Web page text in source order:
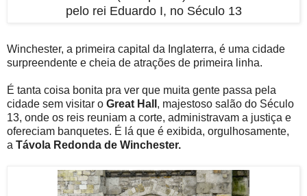
pelo rei Eduardo I, no Século 13
Winchester, a primeira capital da Inglaterra, é uma cidade
surpreendente e cheia de atrações de primeira linha.
É tanta coisa bonita pra ver que muita gente passa pela
cidade sem visitar o Great Hall , majestoso salão do Século
13, onde os reis reuniam a corte, administravam a justiça e
ofereciam banquetes. É lá que é exibida, orgulhosamente,
a Távola Redonda de Winchester.